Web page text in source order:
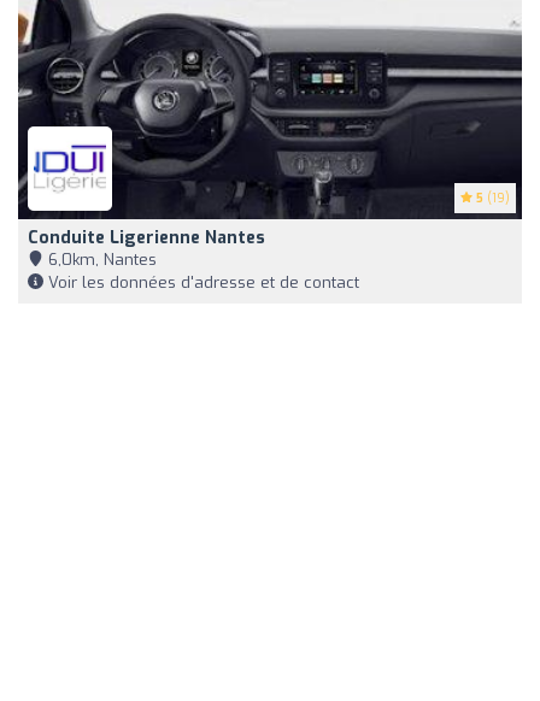
5 (19)
Conduite Ligerienne Nantes
6,0km, Nantes
Voir les données d'adresse et de contact